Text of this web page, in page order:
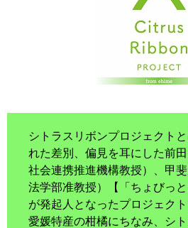
シトラスリボンプロジェクト
れた差別、偏見を耳にした前
社会連携推進機構教授）、甲
法学部准教授）【「ちょびっと
が発起人となったプロジェクト
愛媛特産の柑橘にちなみ、シ